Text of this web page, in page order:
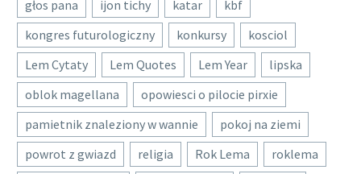
głos pana
ijon tichy katar
kbf
kongres futurologiczny
konkursy
kosciol
Lem Cytaty
Lem Quotes Lem Year
lipska
oblok magellana
opowiesci o pilocie pirxie
pamietnik znaleziony w wannie
pokoj na ziemi
powrot z gwiazd
religia Rok Lema
roklema